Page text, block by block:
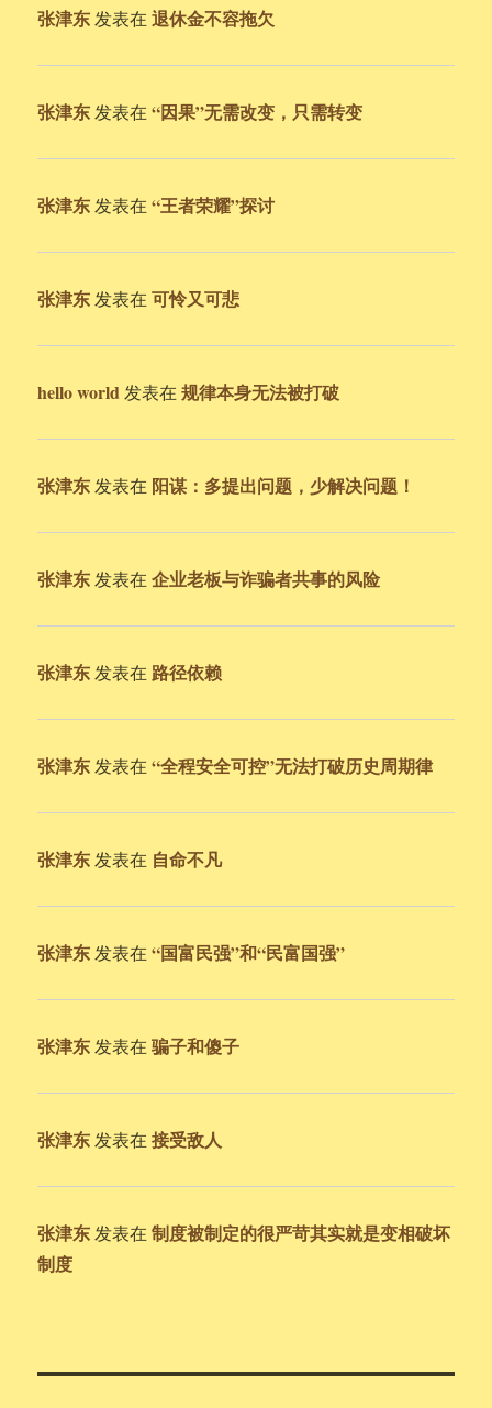
张津东 发表在退休金不容拖欠
张津东 发表在“因果”无需改变，只需转变
张津东 发表在“王者荣耀”探讨
张津东 发表在可怜又可悲
hello world 发表在规律本身无法被打破
张津东 发表在 阳谋：多提出问题，少解决问题！
张津东 发表在企业老板与诈骗者共事的风险
张津东 发表在 路径依赖
张津东 发表在“全程安全可控”无法打破历史周期律
张津东 发表在 自命不凡
张津东 发表在“国富民强”和“民富国强”
张津东 发表在骗子和傻子
张津东 发表在接受敌人
张津东 发表在制度被制定的很严苛其实就是变相破坏
制度